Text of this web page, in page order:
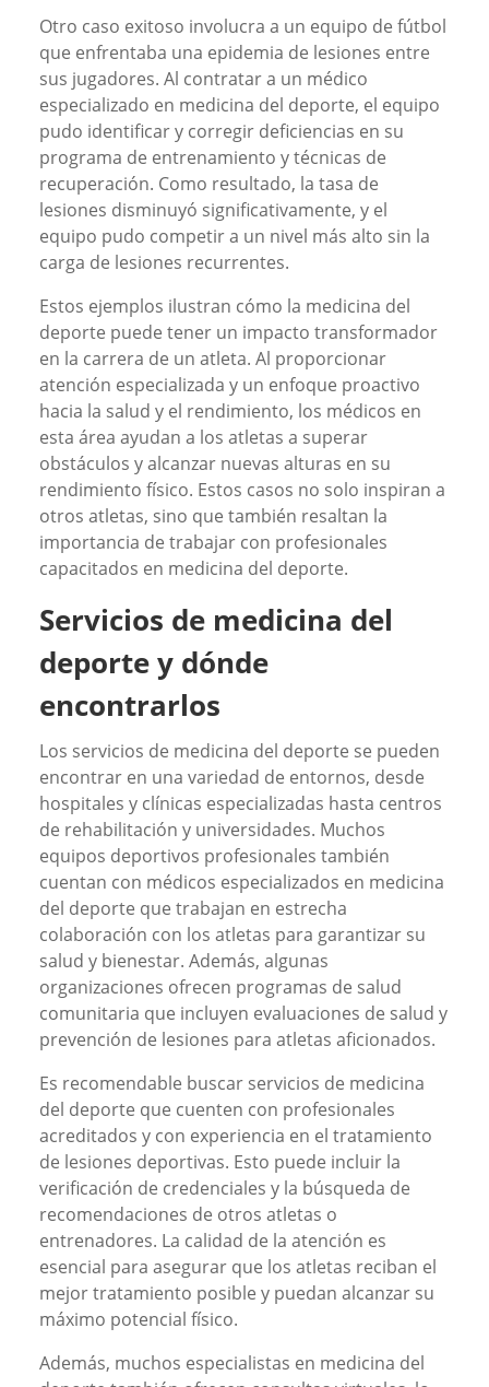
Otro caso exitoso involucra a un equipo de fútbol
que enfrentaba una epidemia de lesiones entre
sus jugadores. Al contratar a un médico
especializado en medicina del deporte, el equipo
pudo identificar y corregir deficiencias en su
programa de entrenamiento y técnicas de
recuperación. Como resultado, la tasa de
lesiones disminuyó significativamente, y el
equipo pudo competir a un nivel más alto sin la
carga de lesiones recurrentes.
Estos ejemplos ilustran cómo la medicina del
deporte puede tener un impacto transformador
en la carrera de un atleta. Al proporcionar
atención especializada y un enfoque proactivo
hacia la salud y el rendimiento, los médicos en
esta área ayudan a los atletas a superar
obstáculos y alcanzar nuevas alturas en su
rendimiento físico. Estos casos no solo inspiran a
otros atletas, sino que también resaltan la
importancia de trabajar con profesionales
capacitados en medicina del deporte.
Servicios de medicina del
deporte y dónde
encontrarlos
Los servicios de medicina del deporte se pueden
encontrar en una variedad de entornos, desde
hospitales y clínicas especializadas hasta centros
de rehabilitación y universidades. Muchos
equipos deportivos profesionales también
cuentan con médicos especializados en medicina
del deporte que trabajan en estrecha
colaboración con los atletas para garantizar su
salud y bienestar. Además, algunas
organizaciones ofrecen programas de salud
comunitaria que incluyen evaluaciones de salud y
prevención de lesiones para atletas aficionados.
Es recomendable buscar servicios de medicina
del deporte que cuenten con profesionales
acreditados y con experiencia en el tratamiento
de lesiones deportivas. Esto puede incluir la
verificación de credenciales y la búsqueda de
recomendaciones de otros atletas o
entrenadores. La calidad de la atención es
esencial para asegurar que los atletas reciban el
mejor tratamiento posible y puedan alcanzar su
máximo potencial físico.
Además, muchos especialistas en medicina del